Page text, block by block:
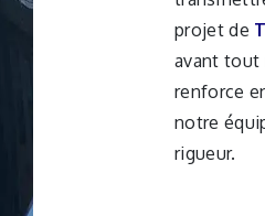
projet de
avant tout
renforce
notre
rigueur.